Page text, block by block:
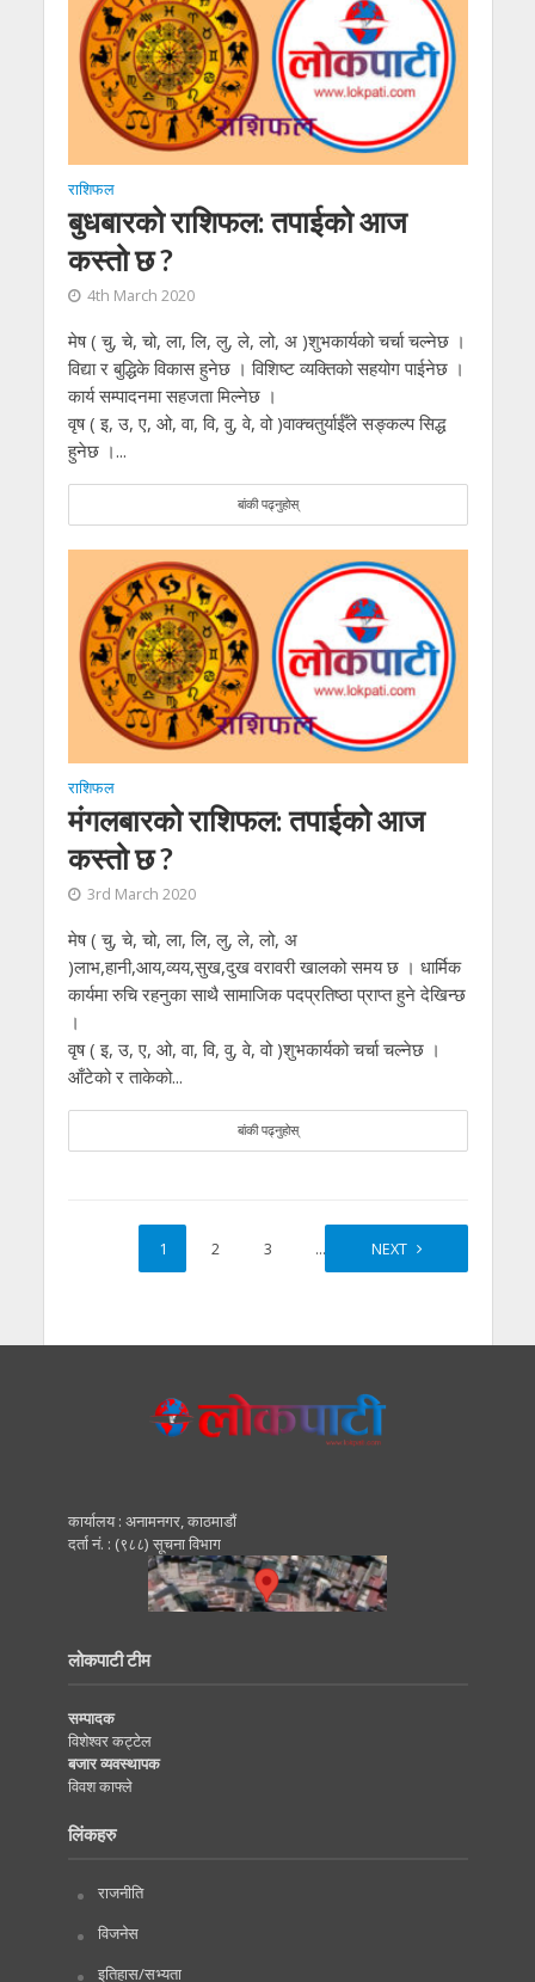
राशिफल
बुधबारको राशिफल: तपाईको आज
कस्तो छ ?
4th March 2020
मेष ( चु, चे, चो, ला, लि, लु, ले, लो, अ )शुभकार्यको चर्चा चल्नेछ ।
विद्या र बुद्धिके विकास हुनेछ । विशिष्ट व्यक्तिको सहयोग पाईनेछ ।
कार्य सम्पादनमा सहजता मिल्नेछ ।
वृष ( इ, उ, ए, ओ, वा, वि, वु, वे, वो )वाक्चतुर्याईँले सङ्कल्प सिद्ध
हुनेछ ।...
बांकी पढ्नुहोस्
राशिफल
मंगलबारको राशिफल: तपाईको आज
कस्तो छ ?
3rd March 2020
मेष ( चु, चे, चो, ला, लि, लु, ले, लो, अ
)लाभ,हानी,आय,व्यय,सुख,दुख वरावरी खालको समय छ । धार्मिक
कार्यमा रुचि रहनुका साथै सामाजिक पदप्रतिष्ठा प्राप्त हुने देखिन्छ
।
वृष ( इ, उ, ए, ओ, वा, वि, वु, वे, वो )शुभकार्यको चर्चा चल्नेछ ।
आँटेको र ताकेको...
बांकी पढ्नुहोस्
1 2 3 … 17
NEXT
कार्यालय : अनामनगर, काठमाडाैं
दर्ता नं. : (९८८) सूचना विभाग
लोकपाटी टीम
सम्पादक
विशेश्वर कट्टेल
बजार व्यवस्थापक
विवश काफ्ले
लिंकहरु
राजनीति
विजनेस
इतिहास/सभ्यता